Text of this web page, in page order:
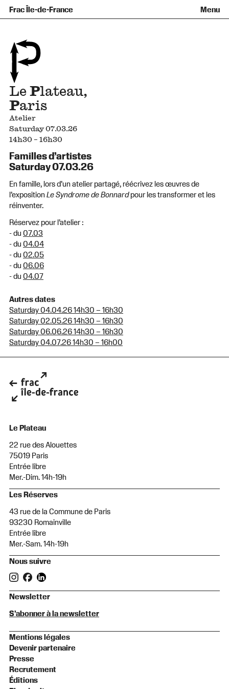
Frac Île-de-France Menu
Qu’est-ce qu’un Frac ?
Prêts d’œuvres
Informations pratiques
Venir au Frac
Familles et enfants
Groupes
Espaces de pratique libre
Accessibilité
+Aa-
LePlateau,
Paris
Atelier
Saturday 07.03.26
14h30 – 16h30
Familles d’artistes
Saturday 07.03.26
En famille, lors d’un atelier partagé, réécrivez les œuvres de
l’expositionLe Syndrome de Bonnardpour les transformer et les
réinventer.
Réservez pour l’atelier :
- du 07.03
- du 04.04
- du 02.05
- du 06.06
- du 04.07
Autres dates
Saturday 04.04.26 14h30 – 16h30
Saturday 02.05.26 14h30 – 16h30
Saturday 06.06.26 14h30 – 16h30
Saturday 04.07.26 14h30 – 16h00
Le Plateau
22 rue des Alouettes
75019 Paris
Entrée libre
Mer.-Dim. 14h-19h
Les Réserves
43 rue de la Commune de Paris
93230 Romainville
Entrée libre
Mer.-Sam. 14h-19h
Nous suivre
Newsletter
S'abonner à la newsletter
Mentions légales
Devenir partenaire
Presse
Recrutement
Éditions